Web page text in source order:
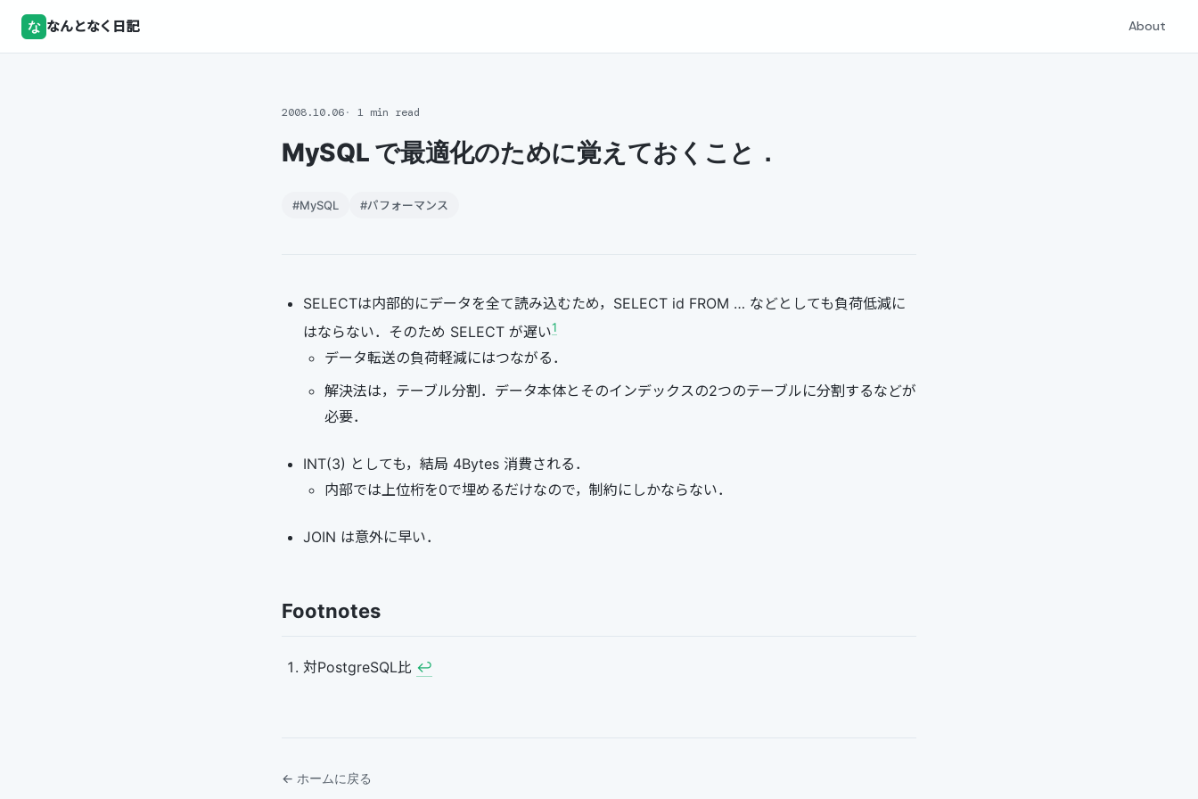
な なんとなく日記 About
2008.10.06 1 min read
MySQL で最適化のために覚えておくこと．
#MySQL #パフォーマンス
SELECTは内部的にデータを全て読み込むため，SELECT id FROM … などとしても負荷低減に
はならない．そのため SELECT が遅い1
データ転送の負荷軽減にはつながる．
解決法は，テーブル分割．データ本体とそのインデックスの2つのテーブルに分割するなどが
必要．
INT(3) としても，結局 4Bytes 消費される．
内部では上位桁を0で埋めるだけなので，制約にしかならない．
JOIN は意外に早い．
Footnotes
対PostgreSQL比 ↩
← ホームに戻る